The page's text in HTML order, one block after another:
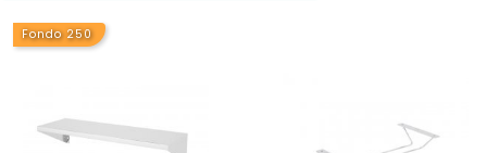
Fondo 250